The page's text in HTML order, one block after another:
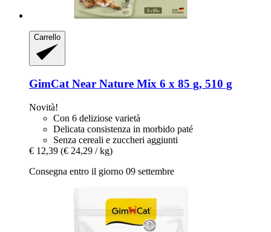
Carrello
GimCat Near Nature Mix 6 x 85 g, 510 g
Novità!
Con 6 deliziose varietà
Delicata consistenza in morbido paté
Senza cereali e zuccheri aggiunti
€ 12,39 (€ 24,29 / kg)
Consegna entro il giorno 09 settembre